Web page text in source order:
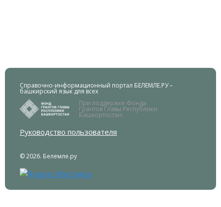
Справочно-информационный портал БЕЛЕМЛЕ.РУ –
башкирский язык для всех
При поддержке Фонда
Грантов Главы Республики
Башкортостан.
Руководство пользователя
© 2026. Белемле.ру